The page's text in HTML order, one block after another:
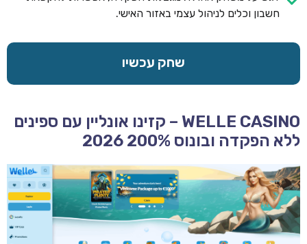
חשבון וכלים לניהול עצמי באזור האישי.
שחק עכשיו
WELLE CASINO – קזינו אונליין עם ספינים
ללא הפקדה ובונוס 200% 2026